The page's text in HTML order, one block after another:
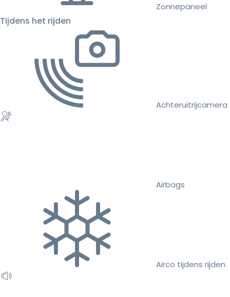
Zonnepaneel
Tijdens het rijden
Achteruitrijcamera
Airbags
Airco tijdens rijden